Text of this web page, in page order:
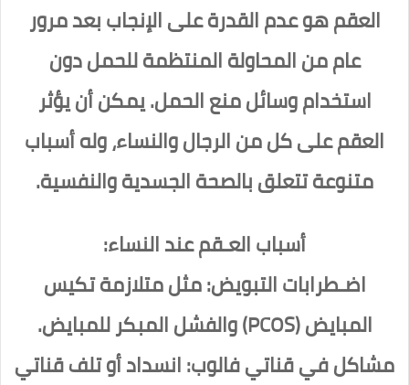
العقم هو عدم القدرة على الإنجاب بعد مرور
عام من المحاولة المنتظمة للحمل دون
استخدام وسائل منع الحمل. يمكن أن يؤثر
العقم على كل من الرجال والنساء، وله أسباب
متنوعة تتعلق بالصحة الجسدية والنفسية.
أسباب العـقم عند النساء:
اضـطرابات التبويض: مثل متلازمة تكيس
المبايض (PCOS) والفشل المبكر للمبايض.
مشاكل في قناتي فالوب: انسداد أو تلف قناتي